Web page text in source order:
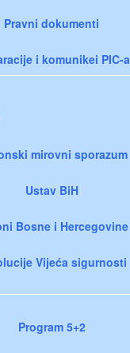
Pravni dokumenti
i komunikei PIC-a
mirovni sporazum
Ustav BiH
Bosne i Hercegovine
Vijeća sigurnosti
Program 5+2